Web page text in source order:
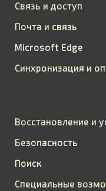
Связь и доступ
Почта и связь
Microsoft Edge
Синхронизация и
Восстановление и
Безопасность
Поиск
Специальные